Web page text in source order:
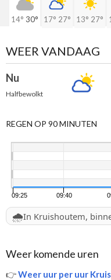
14° 30° 17° 27° 13° 27°
WEER VANDAAG
Nu
Halfbewolkt
REGEN OP 90 MINUTEN
09:25 09:40
🌧️In Kruishoutem,
Weer komende uren
👉Weer uur per uur